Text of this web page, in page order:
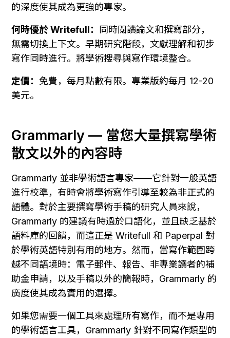
的深度使其成為更強的專家。
何時優於 Writefull：
同時閱讀論文和撰寫部分，
無需切換上下文。早期研究階段，文獻理解和初步
寫作同時進行。將學術搜尋與寫作環境整合。
定價： 免費，每月點數有限。專業版約每月 12-20
美元。
Grammarly — 當您大量撰寫學術
散文以外的內容時
Grammarly 並非學術語言專家——它針對一般英語
進行校準，有時會將學術寫作引導至較為非正式的
語體。對於主要撰寫學術手稿的研究人員來說，
Grammarly 的建議有時過於口語化，並且缺乏基於
語料庫的回饋，而這正是 Writefull 和 Paperpal 對
於學術英語特別有用的地方。然而，當寫作範圍跨
越不同語境時：電子郵件、報告、非專業讀者的補
助金申請，以及手稿以外的簡報時，Grammarly 的
廣度使其成為實用的選擇。
如果您需要一個工具來處理所有寫作，而不是專用
的學術語言工具，Grammarly 針對不同寫作類型的